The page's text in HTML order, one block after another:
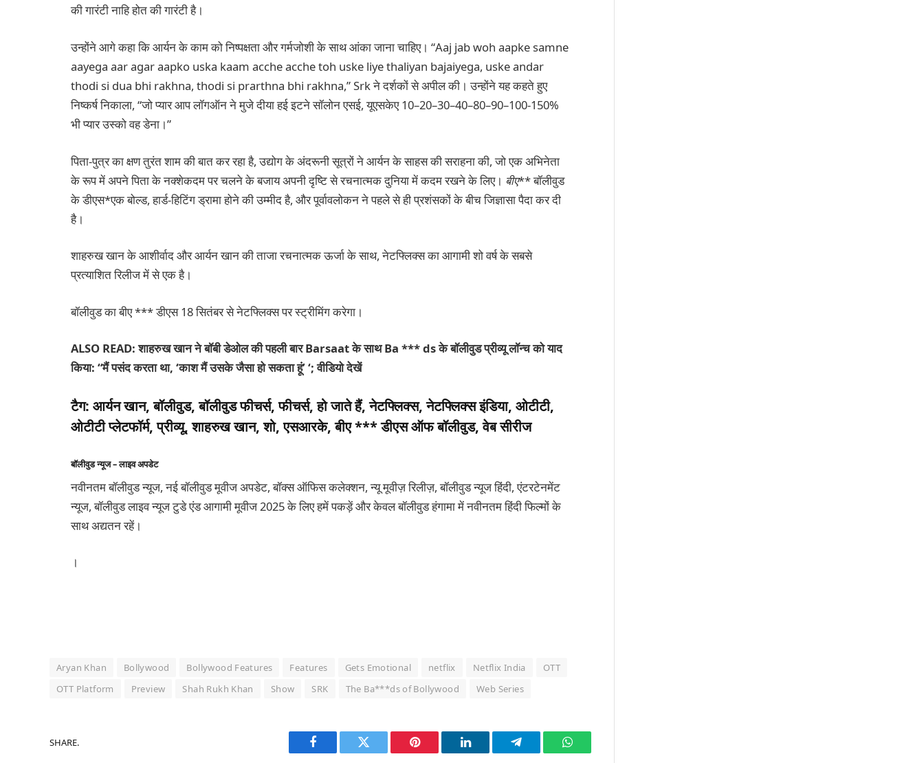
की गारंटी नाहि होत की गारंटी है।
उन्होंने आगे कहा कि आर्यन के काम को निष्पक्षता और गर्मजोशी के साथ आंका जाना चाहिए। “Aaj jab woh aapke samne
aayega aar agar aapko uska kaam acche acche toh uske liye thaliyan bajaiyega, uske andar
thodi si dua bhi rakhna, thodi si prarthna bhi rakhna,” Srk ने दर्शकों से अपील की। उन्होंने यह कहते हुए
निष्कर्ष निकाला, “जो प्यार आप लॉगऑन ने मुजे दीया हई इटने सॉलोन एसई, यूएसकेए 10–20–30–40–80–90–100-150%
भी प्यार उस्को वह डेना।”
पिता-पुत्र का क्षण तुरंत शाम की बात कर रहा है, उद्योग के अंदरूनी सूत्रों ने आर्यन के साहस की सराहना की, जो एक अभिनेता
के रूप में अपने पिता के नक्शेकदम पर चलने के बजाय अपनी दृष्टि से रचनात्मक दुनिया में कदम रखने के लिए। बीए** बॉलीवुड
के डीएस*एक बोल्ड, हार्ड-हिटिंग ड्रामा होने की उम्मीद है, और पूर्वावलोकन ने पहले से ही प्रशंसकों के बीच जिज्ञासा पैदा कर दी
है।
शाहरुख खान के आशीर्वाद और आर्यन खान की ताजा रचनात्मक ऊर्जा के साथ, नेटफ्लिक्स का आगामी शो वर्ष के सबसे
प्रत्याशित रिलीज में से एक है।
बॉलीवुड का बीए *** डीएस 18 सितंबर से नेटफ्लिक्स पर स्ट्रीमिंग करेगा।
ALSO READ: शाहरुख खान ने बॉबी डेओल की पहली बार Barsaat के साथ Ba *** ds के बॉलीवुड प्रीव्यू लॉन्च को याद
किया: “मैं पसंद करता था, ‘काश मैं उसके जैसा हो सकता हूं’ ‘; वीडियो देखें
टैग: आर्यन खान, बॉलीवुड, बॉलीवुड फीचर्स, फीचर्स, हो जाते हैं, नेटफ्लिक्स, नेटफ्लिक्स इंडिया, ओटीटी,
ओटीटी प्लेटफॉर्म, प्रीव्यू, शाहरुख खान, शो, एसआरके, बीए *** डीएस ऑफ बॉलीवुड, वेब सीरीज
बॉलीवुड न्यूज – लाइव अपडेट
नवीनतम बॉलीवुड न्यूज, नई बॉलीवुड मूवीज अपडेट, बॉक्स ऑफिस कलेक्शन, न्यू मूवीज़ रिलीज़, बॉलीवुड न्यूज हिंदी, एंटरटेनमेंट
न्यूज, बॉलीवुड लाइव न्यूज टुडे एंड आगामी मूवीज 2025 के लिए हमें पकड़ें और केवल बॉलीवुड हंगामा में नवीनतम हिंदी फिल्मों के
साथ अद्यतन रहें।
।
Aryan Khan Bollywood Bollywood Features Features Gets Emotional netflix Netflix India
OTT
OTT Platform
Preview Shah Rukh Khan Show SRK The Ba***ds of Bollywood Web Series
SHARE.
Facebook Twitter Pinterest LinkedIn Telegram WhatsApp